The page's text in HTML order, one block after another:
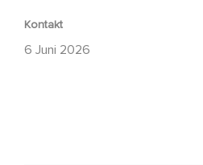
Kontakt
6 Juni 2026